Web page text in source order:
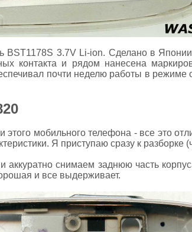
BST1178S 3.7V Li-ion. Сделано в
контакта и рядом нанесена
почти неделю работы в режиме
мобильного телефона - все это
Я приступаю сразу к разборке
аккуратно снимаем заднюю часть
и все выдерживает.